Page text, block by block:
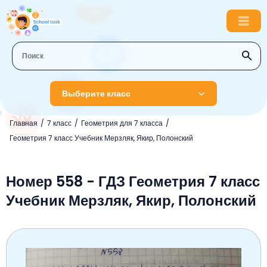
Выберите класс
Главная 7 класс
Геометрия для 7 класса
Геометрия 7 класс Учебник Мерзляк, Якир, Полонский
1 класс
Русский язык
Литературное чтение
Окружающий мир
Математика
Математика
Английский язык
Информатика
Литературное чтение
3 класс
Музыка
Окружающий мир
Русский язык
4 класс
Английский язык
Русский язык
5 класс
ОБЖ
Номер 558 - ГДЗ Геометрия 7 класс
Учебник Мерзляк, Якир, Полонский